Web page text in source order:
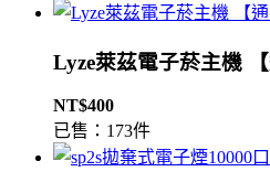
Lyze萊茲電子菸主機
NT$400
已售：173件